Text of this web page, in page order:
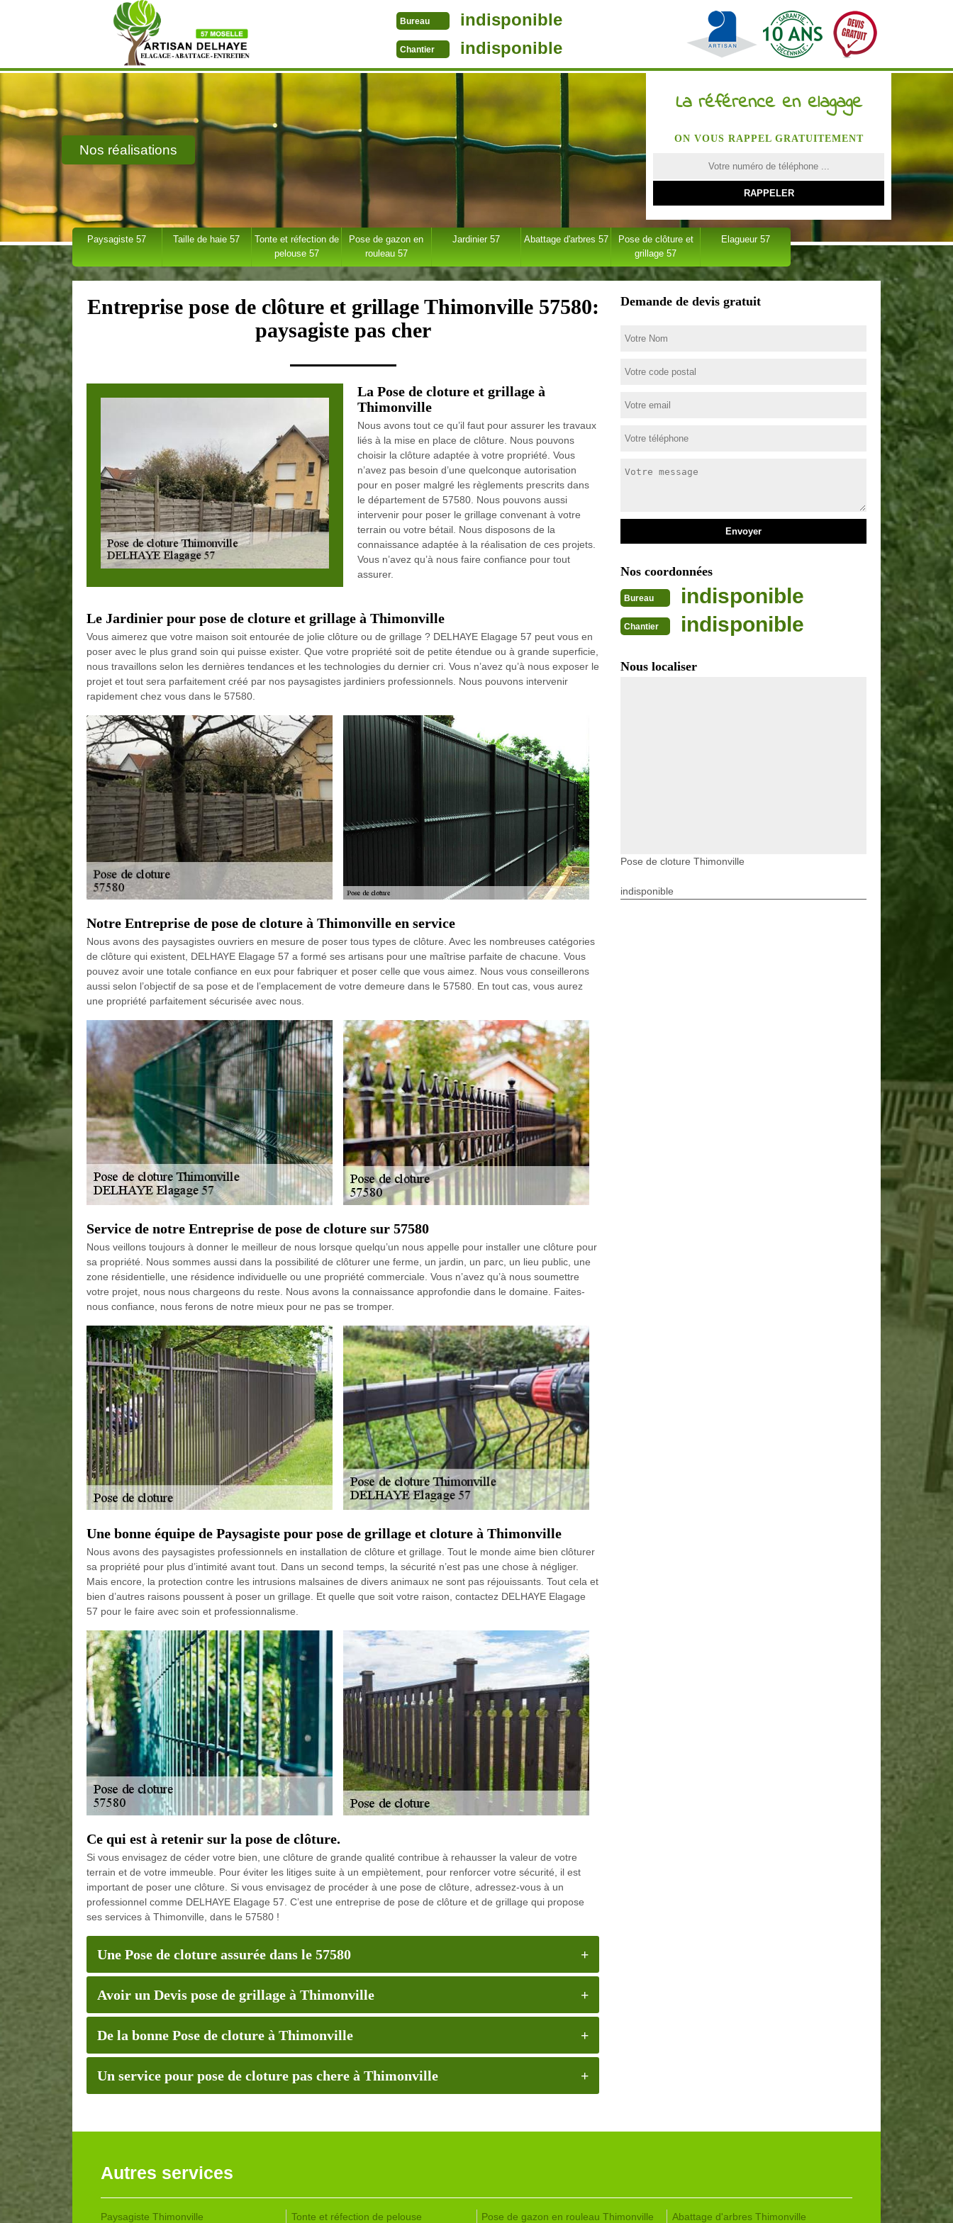
Bureau indisponible
Chantier indisponible
Nos réalisations
La référence en elagage
ON VOUS RAPPEL GRATUITEMENT
Paysagiste 57 Taille de haie 57
Tonte et réfection de
pelouse 57
Pose de gazon en
rouleau 57
Jardinier 57 Abattage d'arbres 57
Pose de clôture et
grillage 57
Elagueur 57
Entreprise pose de clôture et grillage Thimonville 57580:
paysagiste pas cher
La Pose de cloture et grillage à
Thimonville
Nous avons tout ce qu’il faut pour assurer les travaux
liés à la mise en place de clôture. Nous pouvons
choisir la clôture adaptée à votre propriété. Vous
n’avez pas besoin d’une quelconque autorisation
pour en poser malgré les règlements prescrits dans
le département de 57580. Nous pouvons aussi
intervenir pour poser le grillage convenant à votre
terrain ou votre bétail. Nous disposons de la
connaissance adaptée à la réalisation de ces projets.
Vous n’avez qu’à nous faire confiance pour tout
assurer.
Le Jardinier pour pose de cloture et grillage à Thimonville
Vous aimerez que votre maison soit entourée de jolie clôture ou de grillage ? DELHAYE Elagage 57 peut vous en
poser avec le plus grand soin qui puisse exister. Que votre propriété soit de petite étendue ou à grande superficie,
nous travaillons selon les dernières tendances et les technologies du dernier cri. Vous n’avez qu’à nous exposer le
projet et tout sera parfaitement créé par nos paysagistes jardiniers professionnels. Nous pouvons intervenir
rapidement chez vous dans le 57580.
Notre Entreprise de pose de cloture à Thimonville en service
Nous avons des paysagistes ouvriers en mesure de poser tous types de clôture. Avec les nombreuses catégories
de clôture qui existent, DELHAYE Elagage 57 a formé ses artisans pour une maîtrise parfaite de chacune. Vous
pouvez avoir une totale confiance en eux pour fabriquer et poser celle que vous aimez. Nous vous conseillerons
aussi selon l’objectif de sa pose et de l’emplacement de votre demeure dans le 57580. En tout cas, vous aurez
une propriété parfaitement sécurisée avec nous.
Service de notre Entreprise de pose de cloture sur 57580
Nous veillons toujours à donner le meilleur de nous lorsque quelqu’un nous appelle pour installer une clôture pour
sa propriété. Nous sommes aussi dans la possibilité de clôturer une ferme, un jardin, un parc, un lieu public, une
zone résidentielle, une résidence individuelle ou une propriété commerciale. Vous n’avez qu’à nous soumettre
votre projet, nous nous chargeons du reste. Nous avons la connaissance approfondie dans le domaine. Faites-
nous confiance, nous ferons de notre mieux pour ne pas se tromper.
Une bonne équipe de Paysagiste pour pose de grillage et cloture à Thimonville
Nous avons des paysagistes professionnels en installation de clôture et grillage. Tout le monde aime bien clôturer
sa propriété pour plus d’intimité avant tout. Dans un second temps, la sécurité n’est pas une chose à négliger.
Mais encore, la protection contre les intrusions malsaines de divers animaux ne sont pas réjouissants. Tout cela et
bien d’autres raisons poussent à poser un grillage. Et quelle que soit votre raison, contactez DELHAYE Elagage
57 pour le faire avec soin et professionnalisme.
Ce qui est à retenir sur la pose de clôture.
Si vous envisagez de céder votre bien, une clôture de grande qualité contribue à rehausser la valeur de votre
terrain et de votre immeuble. Pour éviter les litiges suite à un empiètement, pour renforcer votre sécurité, il est
important de poser une clôture. Si vous envisagez de procéder à une pose de clôture, adressez-vous à un
professionnel comme DELHAYE Elagage 57. C’est une entreprise de pose de clôture et de grillage qui propose
ses services à Thimonville, dans le 57580 !
Une Pose de cloture assurée dans le 57580
Avoir un Devis pose de grillage à Thimonville
De la bonne Pose de cloture à Thimonville
Un service pour pose de cloture pas chere à Thimonville
Demande de devis gratuit
Nos coordonnées
Bureau indisponible
Chantier indisponible
Nous localiser
Pose de cloture Thimonville
indisponible
Autres services
Paysagiste Thimonville Tonte et réfection de pelouse Pose de gazon en rouleau Thimonville Abattage d'arbres Thimonville